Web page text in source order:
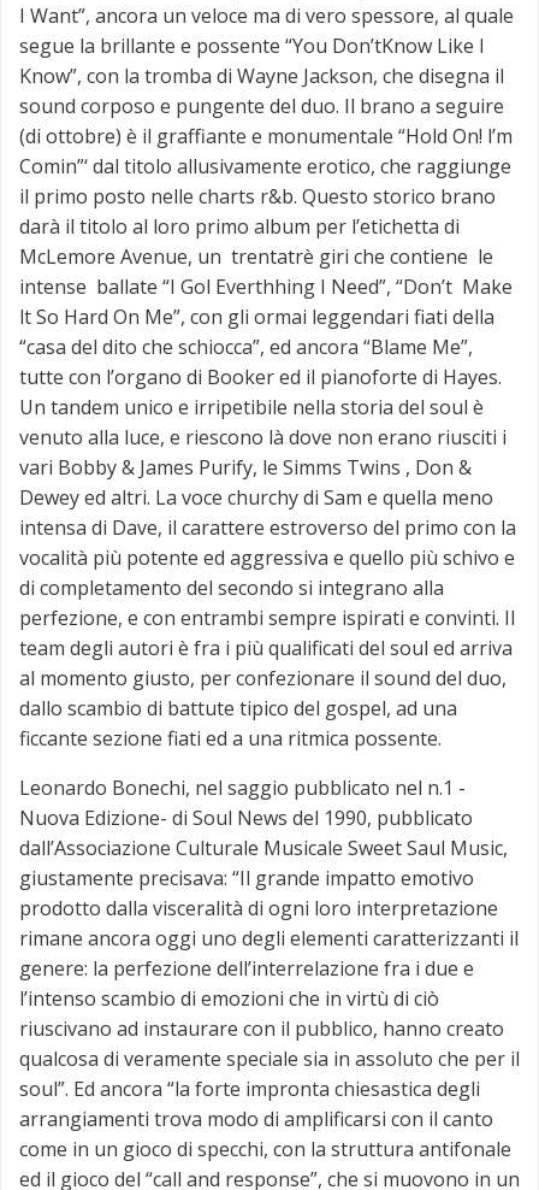
I Want”, ancora un veloce ma di vero spessore, al quale
segue la brillante e possente “You Don’tKnow Like I
Know”, con la tromba di Wayne Jackson, che disegna il
sound corposo e pungente del duo. Il brano a seguire
(di ottobre) è il graffiante e monumentale “Hold On! l’m
Comin”‘ dal titolo allusivamente erotico, che raggiunge
il primo posto nelle charts r&b. Questo storico brano
darà il titolo al loro primo album per l’etichetta di
McLemore Avenue, un trentatrè giri che contiene le
intense ballate “I Gol Everthhing I Need”, “Don’t Make
lt So Hard On Me”, con gli ormai leggendari fiati della
“casa del dito che schiocca”, ed ancora “Blame Me”,
tutte con l’organo di Booker ed il pianoforte di Hayes.
Un tandem unico e irripetibile nella storia del soul è
venuto alla luce, e riescono là dove non erano riusciti i
vari Bobby & James Purify, le Simms Twins , Don &
Dewey ed altri. La voce churchy di Sam e quella meno
intensa di Dave, il carattere estroverso del primo con la
vocalità più potente ed aggressiva e quello più schivo e
di completamento del secondo si integrano alla
perfezione, e con entrambi sempre ispirati e convinti. Il
team degli autori è fra i più qualificati del soul ed arriva
al momento giusto, per confezionare il sound del duo,
dallo scambio di battute tipico del gospel, ad una
ficcante sezione fiati ed a una ritmica possente.
Leonardo Bonechi, nel saggio pubblicato nel n.1 -
Nuova Edizione- di Soul News del 1990, pubblicato
dall’Associazione Culturale Musicale Sweet Saul Music,
giustamente precisava: “Il grande impatto emotivo
prodotto dalla visceralità di ogni loro interpretazione
rimane ancora oggi uno degli elementi caratterizzanti il
genere: la perfezione dell’interrelazione fra i due e
l’intenso scambio di emozioni che in virtù di ciò
riuscivano ad instaurare con il pubblico, hanno creato
qualcosa di veramente speciale sia in assoluto che per il
soul”. Ed ancora “la forte impronta chiesastica degli
arrangiamenti trova modo di amplificarsi con il canto
come in un gioco di specchi, con la struttura antifonale
ed il gioco del “call and response”, che si muovono in un